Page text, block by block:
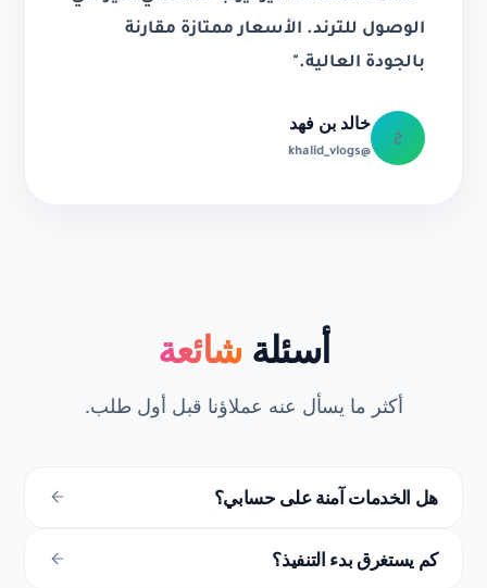
"خدمة مشاهدات اليوتيوب ساعدتني كثيراً في
خالد بن فهد
أسئلة شائعة
أكثر ما يسأل عنه عملاؤنا قبل أول طلب.
هل الخدمات آمنة على حسابي؟
كم يستغرق بدء التنفيذ؟